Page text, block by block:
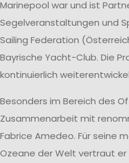
Marinepool war und ist
Segelveranstaltungen und
Sailing Federation
Bayrische Yacht-Club. Die
kontinuierlich
Besonders im Bereich des
Zusammenarbeit mit
Fabrice Amedeo. Für seine
Ozeane der Welt vertraut er